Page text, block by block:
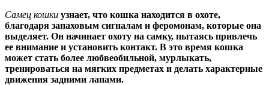
Самец кошки узнает, что кошка находится в охоте,
благодаря запаховым сигналам и феромонам, которые она
выделяет. Он начинает охоту на самку, пытаясь привлечь
ее внимание и установить контакт. В это время кошка
может стать более любвеобильной, мурлыкать,
тренироваться на мягких предметах и делать характерные
движения задними лапами.